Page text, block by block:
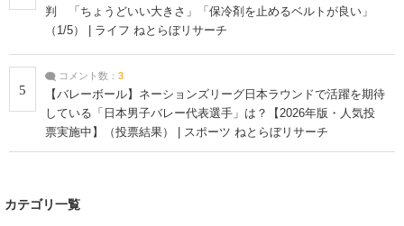
判 「ちょうどいい大きさ」「保冷剤を止めるベルトが良い」
（1/5） | ライフ ねとらぼリサーチ
5
コメント数： 3
【バレーボール】ネーションズリーグ日本ラウンドで活躍を期待
している「日本男子バレー代表選手」は？【2026年版・人気投
票実施中】（投票結果） | スポーツ ねとらぼリサーチ
カテゴリ一覧